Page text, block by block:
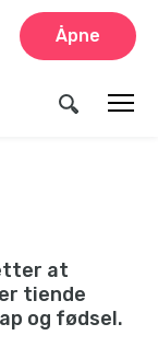
Åpne
at
tiende
og fødsel.